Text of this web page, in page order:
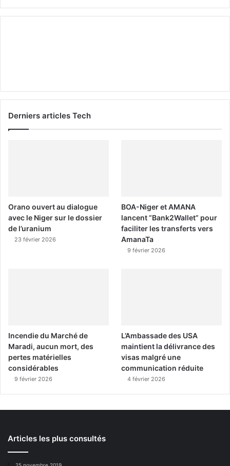
Derniers articles Tech
Orano ouvert au dialogue
avec le Niger sur le dossier
de l’uranium
23 février 2026
BOA-Niger et AMANA
lancent “Bank2Wallet” pour
faciliter les transferts vers
AmanaTa
9 février 2026
Incendie du Marché de
Maradi, aucun mort, des
pertes matérielles
considérables
9 février 2026
L’Ambassade des USA
maintient la délivrance des
visas malgré une
communication réduite
4 février 2026
Articles les plus consultés